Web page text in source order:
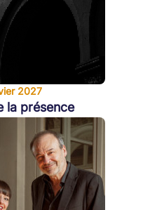
2027
la présence